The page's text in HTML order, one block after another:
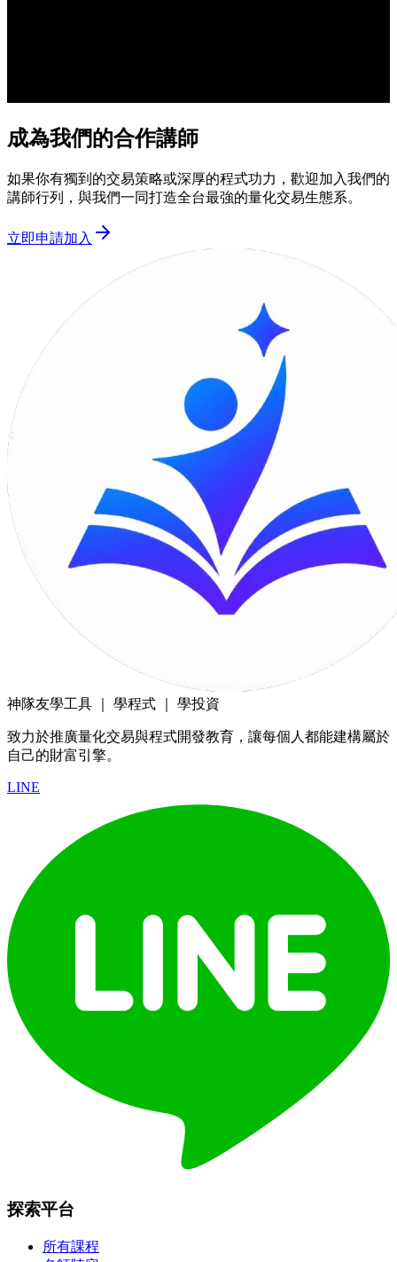
成為我們的合作講師
如果你有獨到的交易策略或深厚的程式功力，歡迎加入我們的
講師行列，與我們一同打造全台最強的量化交易生態系。
立即申請加入
神隊友學工具 ｜ 學程式 ｜ 學投資
致力於推廣量化交易與程式開發教育，讓每個人都能建構屬於
自己的財富引擎。
LINE
探索平台
所有課程